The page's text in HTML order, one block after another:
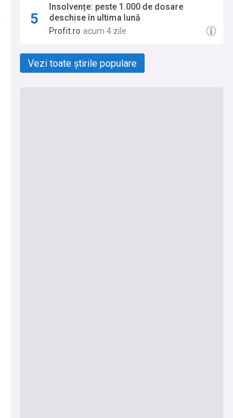
Insolvențe: peste 1.000 de dosare
deschise în ultima lună
Profit.ro acum 4 zile
Vezi toate știrile populare